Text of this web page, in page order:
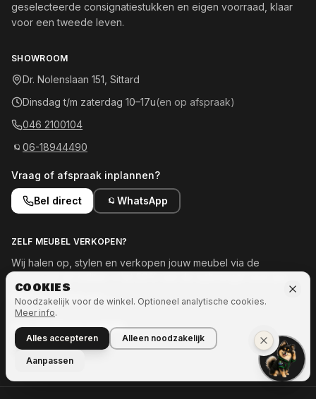
geselecteerde consignatiestukken en eigen voorraad, klaar
voor een tweede leven.
SHOWROOM
Dr. Nolenslaan 151, Sittard
Dinsdag t/m zaterdag 10–17u(en op afspraak)
046 2100104
06-18944490
Vraag of afspraak inplannen?
Bel direct WhatsApp
ZELF MEUBEL VERKOPEN?
Wij halen op, stylen en verkopen jouw meubel via de
Meld je meubel aan →
OOK INTERESSE IN MEER?
Naar Ozze.Shop →
COOKIES
Noodzakelijk voor de winkel. Optioneel analytische cookies.
Meer info.
Alles accepteren Alleen noodzakelijk
Aanpassen